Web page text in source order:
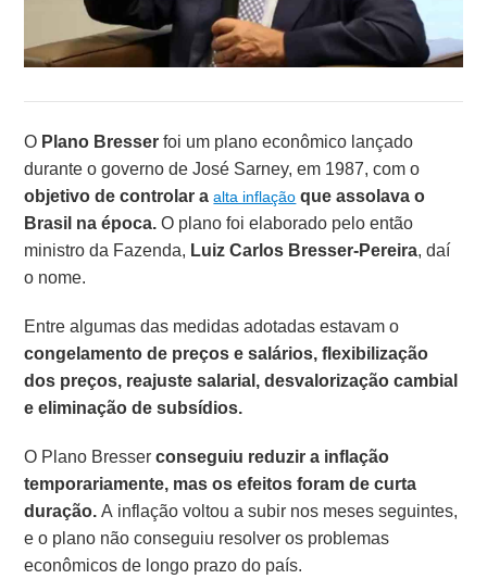
O Plano Bresserfoi um plano econômico lançado
durante o governo de José Sarney, em 1987, com o
objetivo de controlar aalta inflação que assolava o
Brasil na época.O plano foi elaborado pelo então
ministro da Fazenda, Luiz Carlos Bresser-Pereira, daí
o nome.
Entre algumas das medidas adotadas estavam o
congelamento de preços e salários, flexibilização
dos preços, reajuste salarial, desvalorização cambial
e eliminação de subsídios.
O Plano Bresserconseguiu reduzir a inflação
temporariamente, mas os efeitos foram de curta
duração.A inflação voltou a subir nos meses seguintes,
e o plano não conseguiu resolver os problemas
econômicos de longo prazo do país.